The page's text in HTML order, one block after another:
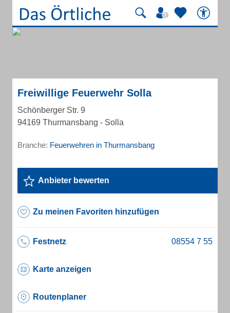
Freiwillige Feuerwehr Solla
Schönberger Str. 9
94169 Thurmansbang - Solla
Branche: Feuerwehren in Thurmansbang
Anbieter bewerten
Zu meinen Favoriten hinzufügen
Festnetz
Karte anzeigen
Routenplaner